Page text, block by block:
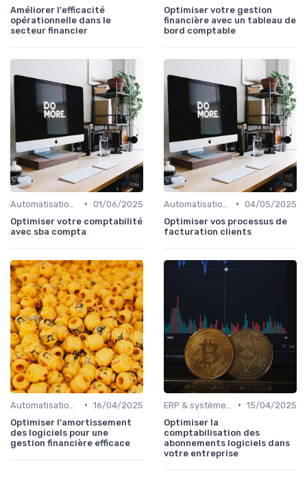
Améliorer l'efficacité
opérationnelle dans le
secteur financier
Optimiser votre gestion
financière avec un tableau de
bord comptable
• 01/06/2025
Optimiser votre comptabilité
avec sba compta
• 04/05/2025
Optimiser vos processus de
facturation clients
• 16/04/2025
Optimiser l'amortissement
des logiciels pour une
gestion financière efficace
• 15/04/2025
Optimiser la
comptabilisation des
abonnements logiciels dans
votre entreprise